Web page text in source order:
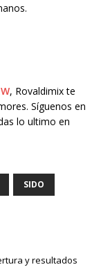
, Rovaldimix te
Síguenos en
lo ultimo en
SIDO
y resultados